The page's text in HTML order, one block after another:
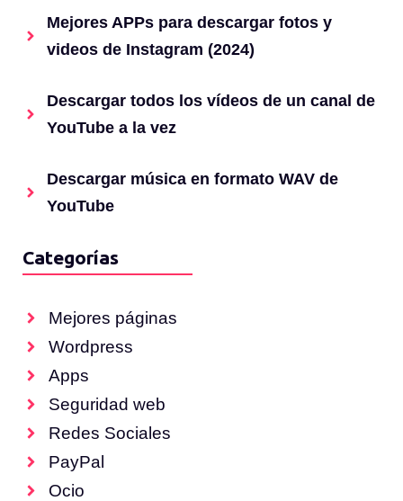
Mejores APPs para descargar fotos y
videos de Instagram (2024)
Descargar todos los vídeos de un canal de
YouTube a la vez
Descargar música en formato WAV de
YouTube
Categorías
Mejores páginas
Wordpress
Apps
Seguridad web
Redes Sociales
PayPal
Ocio